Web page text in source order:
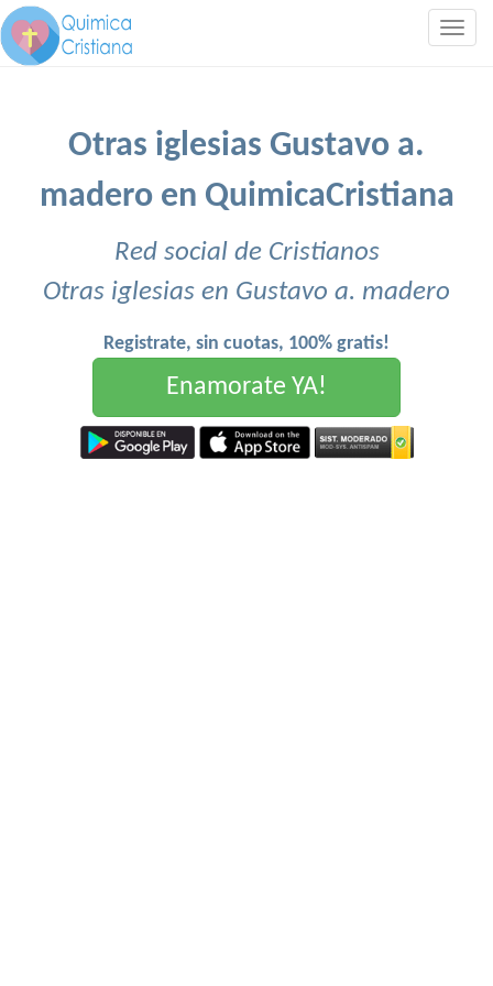
Otras iglesias Gustavo a.
madero en QuimicaCristiana
Red social de Cristianos
Otras iglesias en Gustavo a. madero
Registrate, sin cuotas, 100% gratis!
Enamorate YA!